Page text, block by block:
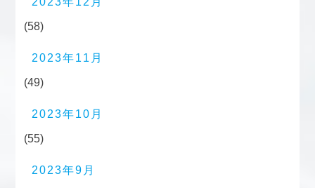
(58)
2023年11月
(49)
2023年10月
(55)
2023年9月